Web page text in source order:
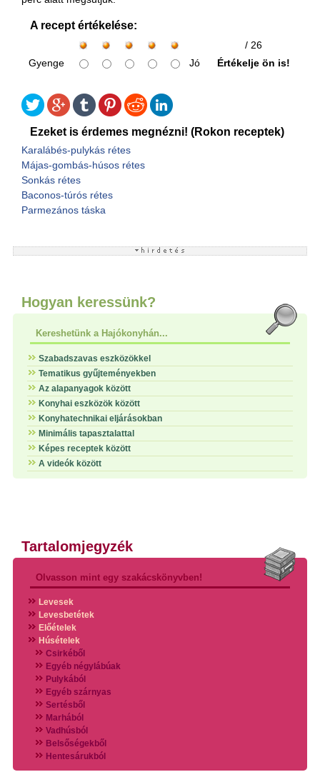
A recept értékelése:
/ 26
Gyenge
Jó Értékelje ön is!
Ezeket is érdemes megnézni! (Rokon receptek)
Karalábés-pulykás rétes
Májas-gombás-húsos rétes
Sonkás rétes
Baconos-túrós rétes
Parmezános táska
Hogyan keressünk?
Kereshetünk a Hajókonyhán...
Szabadszavas eszközökkel
Tematikus gyűjteményekben
Az alapanyagok között
Konyhai eszközök között
Konyhatechnikai eljárásokban
Minimális tapasztalattal
Képes receptek között
A videók között
Tartalomjegyzék
Olvasson mint egy szakácskönyvben!
Levesek
Levesbetétek
Előételek
Húsételek
Csirkéből
Egyéb négylábúak
Pulykából
Egyéb szárnyas
Sertésből
Marhából
Vadhúsból
Belsőségekből
Hentesárukból
Vadszárnyasokból